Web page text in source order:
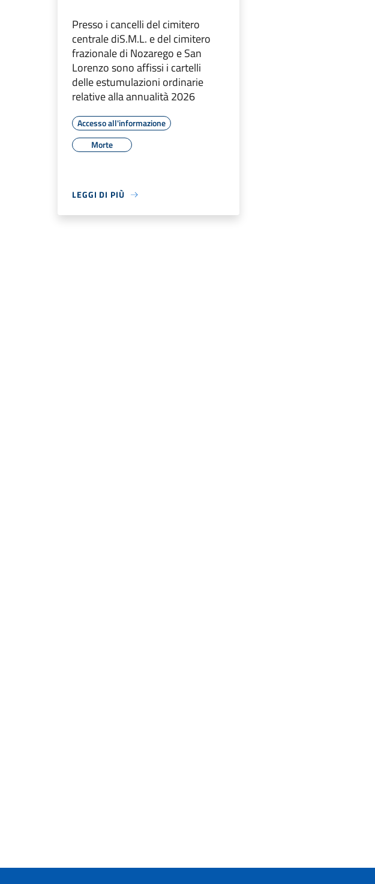
Presso i cancelli del cimitero
centrale diS.M.L. e del cimitero
frazionale di Nozarego e San
Lorenzo sono affissi i cartelli
delle estumulazioni ordinarie
relative alla annualità 2026
Accesso all'informazione
Morte
LEGGI DI PIÙ